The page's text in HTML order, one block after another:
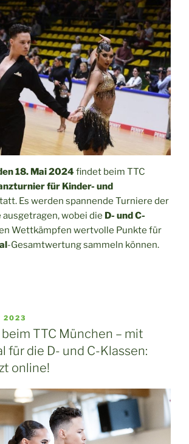
18. Mai 2024 findet beim TTC
für Kinder- und
Es werden spannende Turniere der
ausgetragen, wobei die D- und C-
Wettkämpfen wertvolle Punkte für
-Gesamtwertung sammeln können.
2023
TTC München – mit
für die D- und C-Klassen:
online!